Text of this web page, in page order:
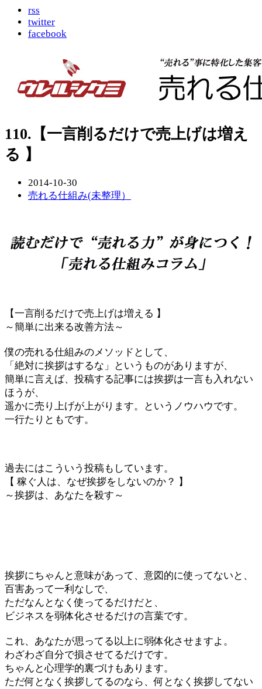
rss
twitter
facebook
110.【一言削るだけで売上げは増え
る 】
2014-10-30
売れる仕組み(未整理）
【一言削るだけで売上げは増える 】
～簡単に出来る改善方法～
僕の売れる仕組みのメソッドとして、
「絶対に挨拶はするな」というものがありますが、
簡単に言えば、投稿する記事には挨拶は一言も入れない
ほうが、
遥かに売り上げが上がります。というノウハウです。
一行たりともです。
過去にはこういう投稿もしています。
【 稼ぐ人は、なぜ挨拶をしないのか？ 】
～挨拶は、あなたを殺す～
挨拶にちゃんと意味があって、意図的に使ってないと、
百害あって一利なしで、
ただなんとなく使ってるだけだと、
ビジネスを弱体化させるだけの言葉です。
これ、あなたが思ってる以上に弱体化させますよ。
わざわざ自分で損させてるだけです。
ちゃんと心理学的裏づけもあります。
ただ何となく挨拶してるのなら、何となく挨拶してない